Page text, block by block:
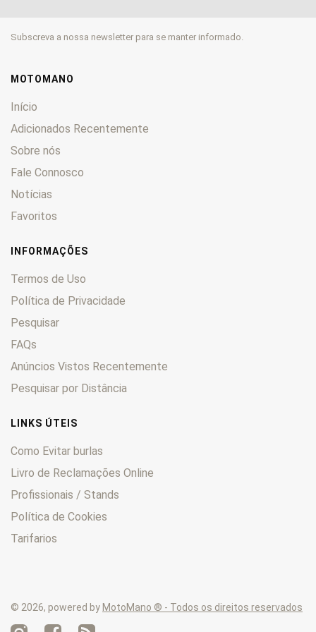
FLSTCI 0
FLSTFI
FLT 0
FLTC
FX 0
FXB
FXCE
FXDWG 0
FXDXT 0
FXE 0
FXEF
FXR 0
FXRS
FXS 0
FXST 0
FXSTB 0
FXSTC 0
FXSTD 0
FXSTDI
KHE 0
Subscreva a nossa newsletter para se manter informado.
MOTOMANO
Início
Adicionados Recentemente
Sobre nós
Fale Connosco
Notícias
Favoritos
INFORMAÇÕES
Termos de Uso
Política de Privacidade
Pesquisar
FAQs
Anúncios Vistos Recentemente
Pesquisar por Distância
LINKS ÚTEIS
Como Evitar burlas
Livro de Reclamações Online
Profissionais / Stands
Política de Cookies
Tarifarios
© 2026, powered by MotoMano ® - Todos os direitos reservados